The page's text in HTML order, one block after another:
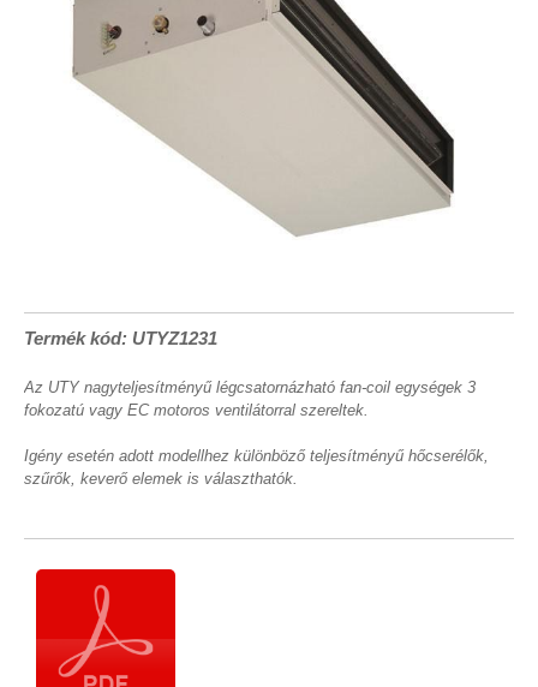
Termék kód: UTYZ1231
Az UTY nagyteljesítményű légcsatornázható fan-coil egységek 3
fokozatú vagy EC motoros ventilátorral szereltek.
Igény esetén adott modellhez különböző teljesítményű hőcserélők,
szűrők, keverő elemek is választhatók.